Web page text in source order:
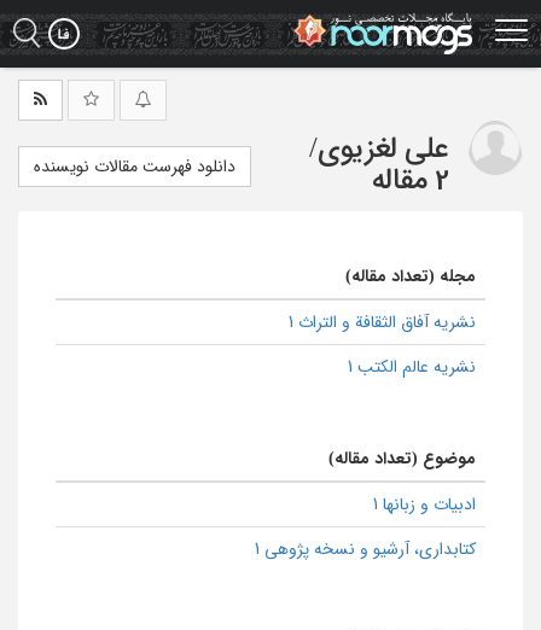
Skip
to
main
علی لغزیوی/
2 مقاله
دانلود فهرست مقالات نویسنده
مجله (تعداد مقاله)
نشریه آفاق الثقافة و التراث 1
نشریه عالم الکتب 1
موضوع (تعداد مقاله)
ادبیات و زبانها 1
كتابداری، آرشیو و نسخه پژوهی 1